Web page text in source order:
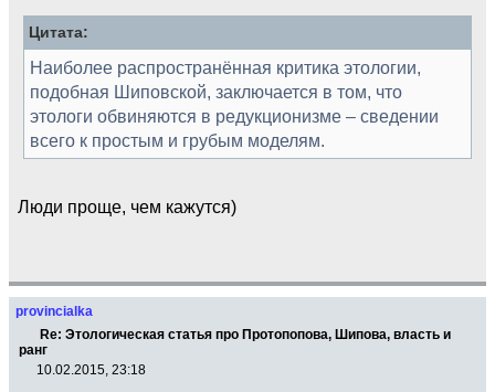
Цитата:
Наиболее распространённая критика этологии,
подобная Шиповской, заключается в том, что
этологи обвиняются в редукционизме – сведении
всего к простым и грубым моделям.
Люди проще, чем кажутся)
provincialka
Re: Этологическая статья про Протопопова, Шипова, власть и
ранг
10.02.2015, 23:18